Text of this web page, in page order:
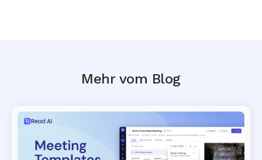
Mehr vom Blog